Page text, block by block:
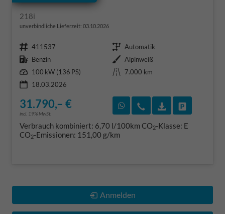
218i
unverbindliche Lieferzeit: 03.10.2026
Fahrzeugnr. 411537 Getriebe Automatik
Kraftstoff Benzin Außenfarbe Alpinweiß
Leistung 100 kW (136 PS) Kilometerstand
7.000 km
18.03.2026
31.790,– €
incl. 19% MwSt.
Rückruf vereinbaren
Wir rufen Sie an
Verbrauch kombiniert: 6,70 l/100kmCO2-Klasse: E
CO2-Emissionen: 151,00 g/km
Anmelden